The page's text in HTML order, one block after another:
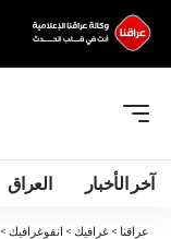
آخر الأخبار العراق
عراقنا > غرافيك > انفوغرافيك >